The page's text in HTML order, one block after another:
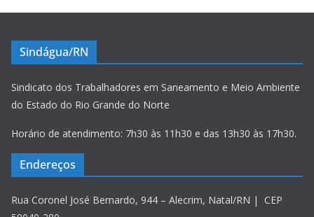
Sindágua/RN
Sindicato dos Trabalhadores em Saneamento e Meio Ambiente
do Estado do Rio Grande do Norte
Horário de atendimento: 7h30 às 11h30 e das 13h30 às 17h30.
Endereços
Rua Coronel José Bernardo, 944 – Alecrim, Natal/RN | CEP